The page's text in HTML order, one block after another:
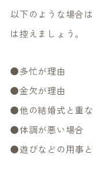
以下のような場合
は控えましょう。
●多忙が理由
●金欠が理由
●他の結婚式と重
●体調が悪い場合
●遊びなどの用事